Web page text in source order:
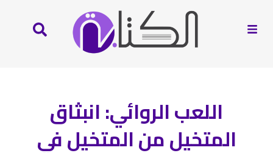
اللعب الروائي: انبثاق
المتخيل من المتخيل في